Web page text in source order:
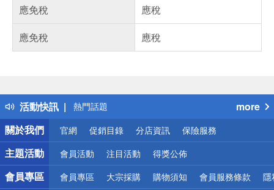
應免稅
應稅
應免稅
應稅
活動快訊
得獎公告
熱門話題
銀行優惠
偏遠地區配送
詐騙網頁！請小心！
more
關於我們
官網 促銷目錄 分店資訊 保險服務
主題活動 會員活動 注目活動 得獎公佈
會員專區 會員專區 大宗採購 購物須知 會員服務條款 隱